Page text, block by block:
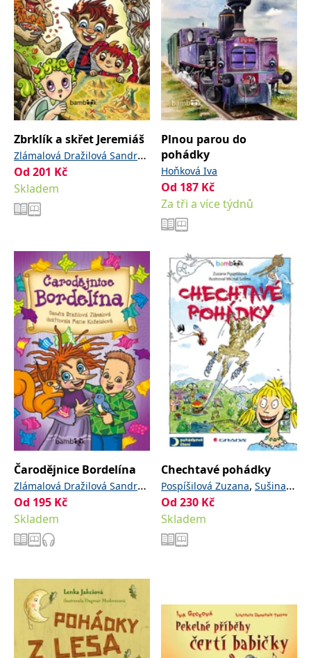
Zbrklík a skřet Jeremiáš
Zlámalová Dražilová Sandra,
Koželuhová Marie
Od 201 Kč
Skladem
Plnou parou do
pohádky
Hoňková Iva
Od 187 Kč
Za tři a více týdnů
Čarodějnice Bordelína
Zlámalová Dražilová Sandra,
Koželuhová Marie
Od 195 Kč
Skladem
Chechtavé pohádky
Pospíšilová Zuzana, Sušina
Michal
Od 230 Kč
Skladem